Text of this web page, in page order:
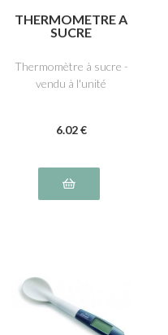
THERMOMETRE A
SUCRE
Thermomètre à sucre -
vendu à l'unité
6.02 €